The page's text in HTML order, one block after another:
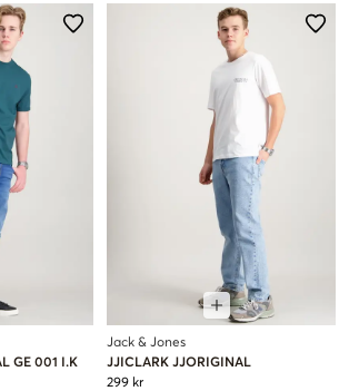
GE 001 I.K
Jack & Jones
JJICLARK JJORIGINAL
299 kr